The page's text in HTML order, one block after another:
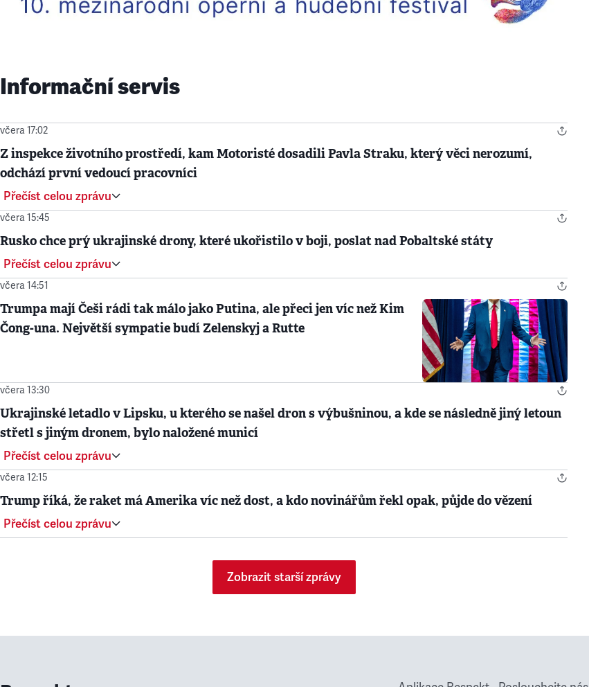
Informační servis
včera 17:02
Z inspekce životního prostředí, kam Motoristé dosadili Pavla Straku, který věci nerozumí,
odchází první vedoucí pracovníci
Přečíst celou zprávu
včera 15:45
Rusko chce prý ukrajinské drony, které ukořistilo v boji, poslat nad Pobaltské státy
Přečíst celou zprávu
včera 14:51
Trumpa mají Češi rádi tak málo jako Putina, ale přeci jen víc než Kim
Čong-una. Největší sympatie budí Zelenskyj a Rutte
včera 13:30
Ukrajinské letadlo v Lipsku, u kterého se našel dron s výbušninou, a kde se následně jiný letoun
střetl s jiným dronem, bylo naložené municí
Přečíst celou zprávu
včera 12:15
Trump říká, že raket má Amerika víc než dost, a kdo novinářům řekl opak, půjde do vězení
Přečíst celou zprávu
Zobrazit starší zprávy